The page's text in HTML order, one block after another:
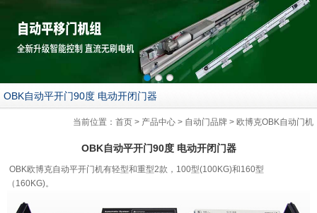
OBK自动平开门90度 电动开闭门器
当前位置： 首页 > 产品中心 > 自动门品牌 > 欧博克OBK自动门机
OBK自动平开门90度 电动开闭门器
OBK欧博克自动平开门机有轻型和重型2款，100型(100KG)和160型
（160KG)。